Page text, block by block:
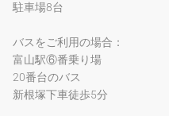
駐車場8台
バスをご利用の場合：
富山駅⑥番乗り場
20番台のバス
新根塚下車徒歩5分